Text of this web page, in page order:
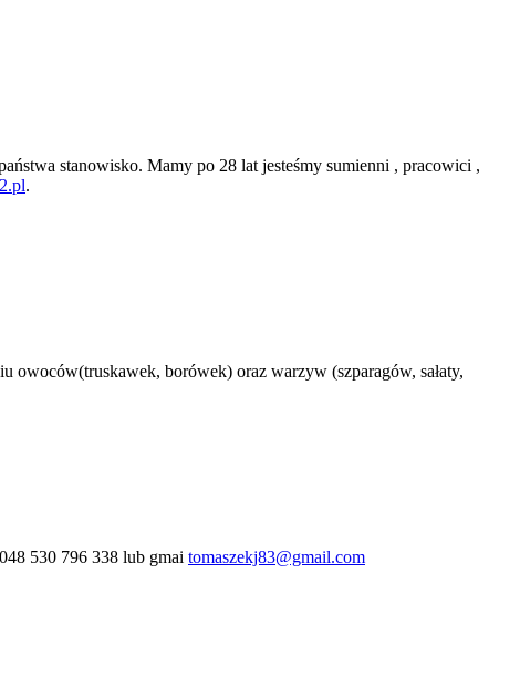
stanowisko. Mamy po 28 lat jesteśmy sumienni , pracowici ,
.
owoców(truskawek, borówek) oraz warzyw (szparagów, sałaty,
530 796 338 lub gmai tomaszekj83@gmail.com